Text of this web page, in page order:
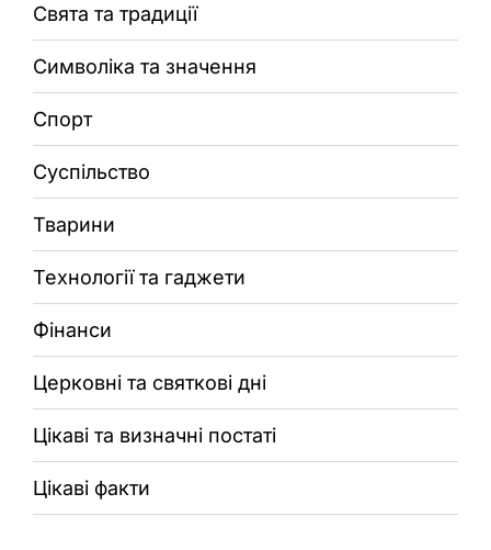
Свята та традиції
Символіка та значення
Спорт
Суспільство
Тварини
Технології та гаджети
Фінанси
Церковні та святкові дні
Цікаві та визначні постаті
Цікаві факти